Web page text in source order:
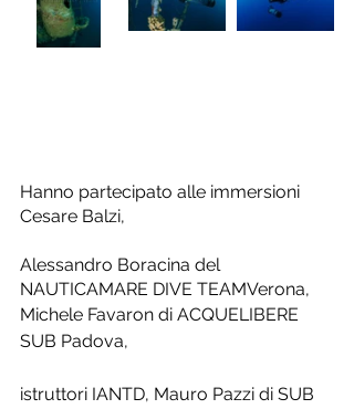
Hanno partecipato alle immersioni
Cesare Balzi,
Alessandro Boracina del
NAUTICAMARE DIVE TEAMVerona,
Michele Favaron di ACQUELIBERE
SUB Padova,
istruttori IANTD, Mauro Pazzi di SUB